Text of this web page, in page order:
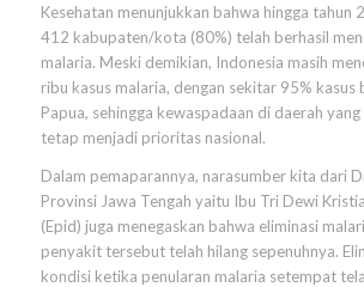
Kesehatan menunjukkan bahwa hingga tahun
412 kabupaten/kota (80%) telah berhasil
malaria. Meski demikian, Indonesia masih
ribu kasus malaria, dengan sekitar 95% kasus
Papua, sehingga kewaspadaan di daerah
tetap menjadi prioritas nasional.
Dalam pemaparannya, narasumber kita dari
Provinsi Jawa Tengah yaitu Ibu Tri Dewi
(Epid) juga menegaskan bahwa eliminasi
penyakit tersebut telah hilang sepenuhnya.
kondisi ketika penularan malaria setempat